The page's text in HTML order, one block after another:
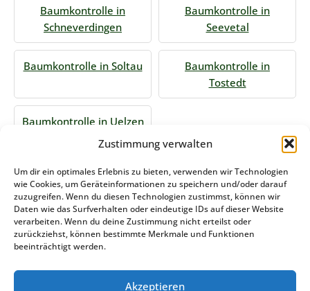
Zustimmung verwalten
Um dir ein optimales Erlebnis zu bieten, verwenden wir Technologien
wie Cookies, um Geräteinformationen zu speichern und/oder darauf
zuzugreifen. Wenn du diesen Technologien zustimmst, können wir
Daten wie das Surfverhalten oder eindeutige IDs auf dieser Website
verarbeiten. Wenn du deine Zustimmung nicht erteilst oder
zurückziehst, können bestimmte Merkmale und Funktionen
beeinträchtigt werden.
Akzeptieren
Baumkontrolle in
Schneverdingen
Baumkontrolle in
Seevetal
Baumkontrolle in Soltau
Baumkontrolle in
Tostedt
Baumkontrolle in Uelzen
Jetzt Anfrage stellen
Zum Formular
Das könnte Sie auch interessieren